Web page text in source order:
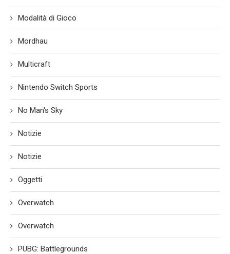
Modalità di Gioco
Mordhau
Multicraft
Nintendo Switch Sports
No Man's Sky
Notizie
Notizie
Oggetti
Overwatch
Overwatch
PUBG: Battlegrounds